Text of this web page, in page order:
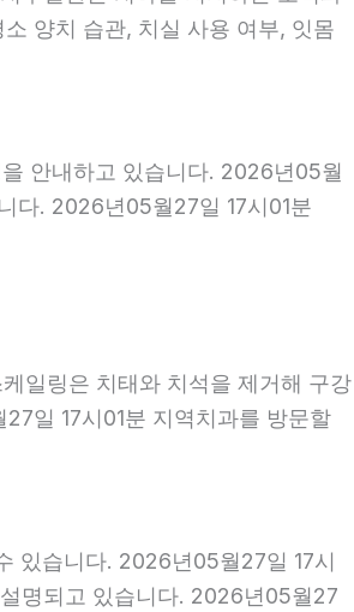
양치 습관, 치실 사용 여부, 잇몸
안내하고 있습니다. 2026년05월
다. 2026년05월27일 17시01분
일링은 치태와 치석을 제거해 구강
일 17시01분 지역치과를 방문할
있습니다. 2026년05월27일 17시
명되고 있습니다. 2026년05월27